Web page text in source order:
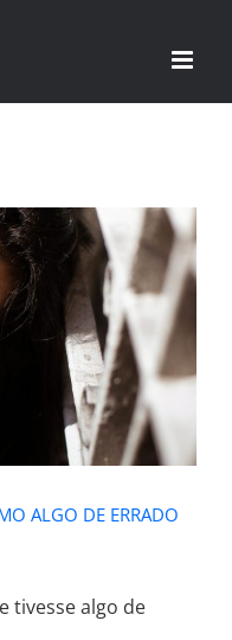
TEM MESMO
VOCÊ
ALGO DE ERRADO
tivesse algo de